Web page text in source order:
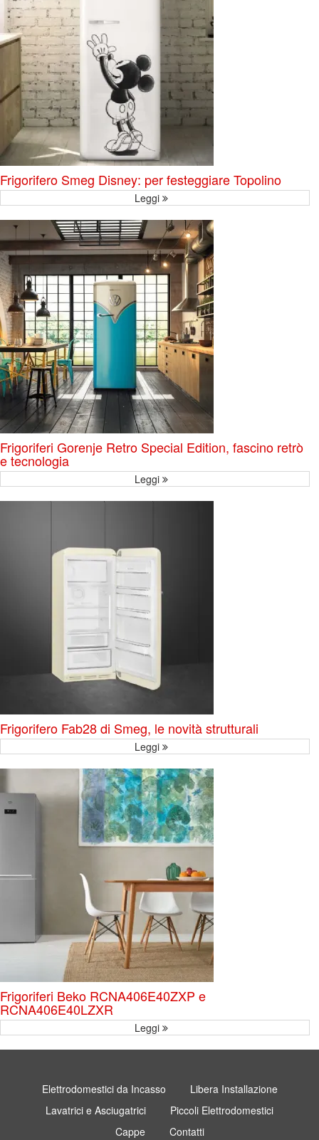
Frigorifero Smeg Disney: per festeggiare Topolino
Leggi
Frigoriferi Gorenje Retro Special Edition, fascino retrò
e tecnologia
Leggi
Frigorifero Fab28 di Smeg, le novità strutturali
Leggi
Frigoriferi Beko RCNA406E40ZXP e
RCNA406E40LZXR
Leggi
Elettrodomestici da Incasso
Libera Installazione
Lavatrici e Asciugatrici
Piccoli Elettrodomestici
Cappe
Contatti